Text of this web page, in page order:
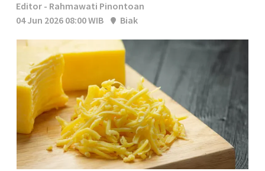
Editor - Rahmawati Pinontoan
04 Jun 2026 08:00 WIB
Biak